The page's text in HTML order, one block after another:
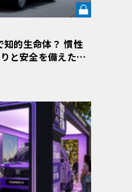
知的生命体？ 慣性
と安全を備えた、
VOLANT LAB》